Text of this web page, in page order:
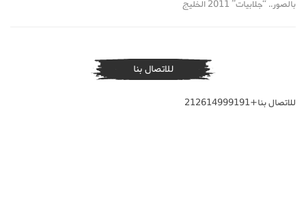
بالصور.. “جلابيات” 2011 الخليج
للاتصال بنا
للاتصال بنا+212614999191